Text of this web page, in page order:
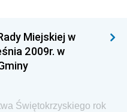
Rolnictwa i
Miejskiej w
2009r. w
Świętokrzyskiego rok